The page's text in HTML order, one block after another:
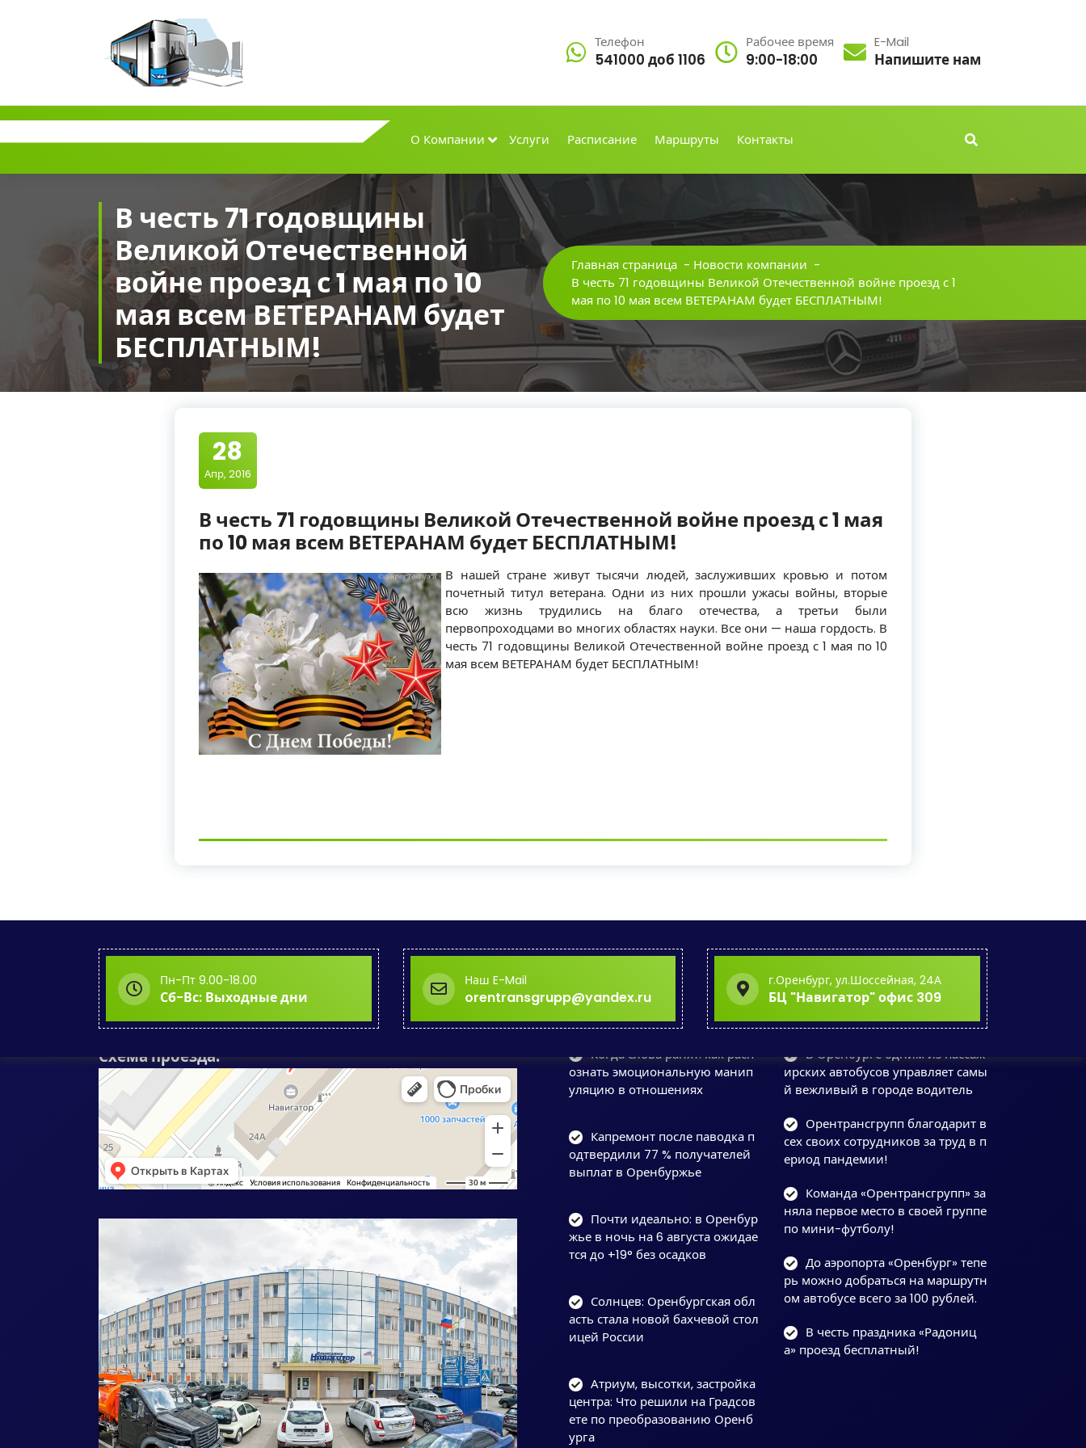
Телефон
541000 доб 1106
Рабочее время
9:00-18:00
E-Mail
Напишите нам
О Компании Услуги Расписание Маршруты Контакты
В честь 71 годовщины
Великой Отечественной
войне проезд с 1 мая по 10
мая всем ВЕТЕРАНАМ будет
БЕСПЛАТНЫМ!
Главная страница - Новости компании -
В честь 71 годовщины Великой Отечественной войне проезд с 1
мая по 10 мая всем ВЕТЕРАНАМ будет БЕСПЛАТНЫМ!
28
Апр, 2016
В честь 71 годовщины Великой Отечественной войне проезд с 1 мая
по 10 мая всем ВЕТЕРАНАМ будет БЕСПЛАТНЫМ!
В нашей стране живут тысячи людей, заслуживших кровью и потом
почетный титул ветерана. Одни из них прошли ужасы войны, вторые
всю жизнь трудились на благо отечества, а третьи были
первопроходцами во многих областях науки. Все они — наша гордость. В
честь 71 годовщины Великой Отечественной войне проезд с 1 мая по 10
мая всем ВЕТЕРАНАМ будет БЕСПЛАТНЫМ!
Пн-Пт 9.00-18.00
Сб-Вс: Выходные дни
Наш E-Mail
orentransgrupp@yandex.ru
г.Оренбург, ул.Шоссейная, 24А
БЦ "Навигатор" офис 309
Схема проезда:
Когда слова ранят: как расп
ознать эмоциональную манип
уляцию в отношениях
Капремонт после паводка п
одтвердили 77 % получателей
выплат в Оренбуржье
Почти идеально: в Оренбур
жье в ночь на 6 августа ожидае
тся до +19° без осадков
Солнцев: Оренбургская обл
асть стала новой бахчевой стол
ицей России
Атриум, высотки, застройка
центра: Что решили на Градсов
ете по преобразованию Оренб
урга
В Оренбурге одним из пассаж
ирских автобусов управляет самы
й вежливый в городе водитель
Орентрансгрупп благодарит в
сех своих сотрудников за труд в п
ериод пандемии!
Команда «Орентрансгрупп» за
няла первое место в своей группе
по мини-футболу!
До аэропорта «Оренбург» тепе
рь можно добраться на маршрутн
ом автобусе всего за 100 рублей.
В честь праздника «Радониц
а» проезд бесплатный!